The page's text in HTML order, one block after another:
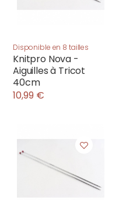
Disponible en 8 tailles
Knitpro Nova -
Aiguilles à Tricot
40cm
10,99 €